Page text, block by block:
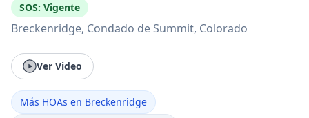
SOS: Vigente
Breckenridge, Condado de Summit, Colorado
Ver Video
Más HOAs en Breckenridge